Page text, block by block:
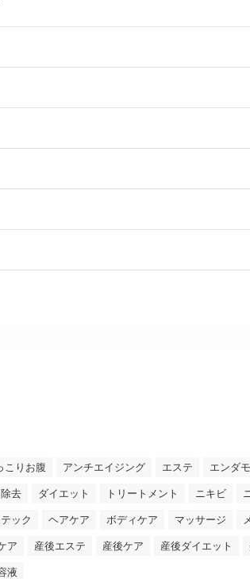
こりお腹 アンチエイジング エステ エンダ
去 ダイエット トリートメント ニキビ
ック ヘアケア ボディケア マッサージ
ア 産後エステ 産後ケア 産後ダイエット
液